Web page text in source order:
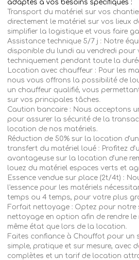
adaptés à vos besoins spécifiques :
Transport du matériel sur vos
directement le matériel sur vos lieux
simplifier la logistique et vous faire
Assistance technique 5/7 j : Notre
disponible du lundi au vendredi pour
techniquement pendant toute la
Location avec chauffeur : Pour les
nous vous offrons la possibilité de
un chauffeur qualifié, vous
sur vos principales tâches.
Caution bancaire : Nous acceptons
pour assurer la sécurité de la
location de nos matériels.
Réduction de 50% sur la location
transfert du matériel loué : Profitez
avantageuse sur la location d'une
louez du matériel espaces verts et
Essence vendue sur place (2t/4t) :
l'essence pour les matériels
temps ou 4 temps, pour votre plus
Forfait nettoyage : Optez pour notre
nettoyage en option afin de rendre le
même état que lors de la location.
Faites confiance à Chouffot pour un
simple, pratique et sur mesure, avec
complètes et un tarif de location